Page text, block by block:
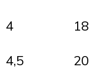
4
18
4,5
20